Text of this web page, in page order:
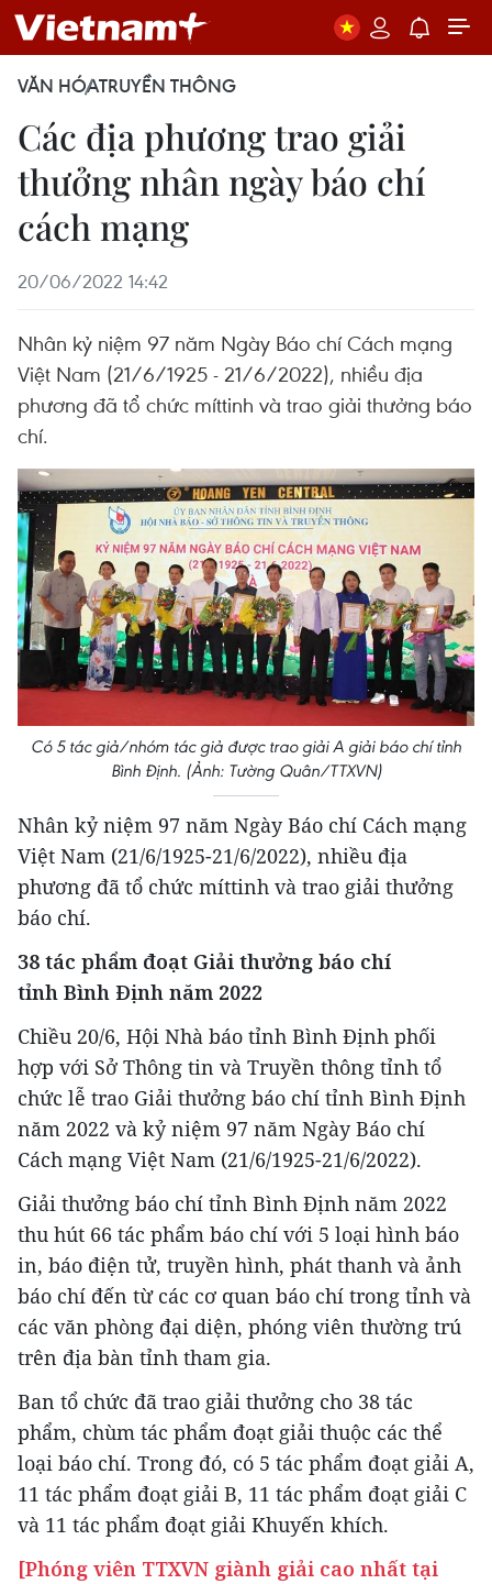
VĂN HÓATRUYỀN THÔNG
Các địa phương trao giải
thưởng nhân ngày báo chí
cách mạng
20/06/2022 14:42
Nhân kỷ niệm 97 năm Ngày Báo chí Cách mạng
Việt Nam (21/6/1925 - 21/6/2022), nhiều địa
phương đã tổ chức míttinh và trao giải thưởng báo
chí.
Có 5 tác giả/nhóm tác giả được trao giải A giải báo chí tỉnh
Bình Định. (Ảnh: Tường Quân/TTXVN)
Nhân kỷ niệm 97 năm Ngày Báo chí Cách mạng
Việt Nam (21/6/1925-21/6/2022), nhiều địa
phương đã tổ chức míttinh và trao giải thưởng
báo chí.
38 tác phẩm đoạt Giải thưởng báo chí
tỉnh Bình Định năm 2022
Chiều 20/6, Hội Nhà báo tỉnh Bình Định phối
hợp với Sở Thông tin và Truyền thông tỉnh tổ
chức lễ trao Giải thưởng báo chí tỉnh Bình Định
năm 2022 và kỷ niệm 97 năm Ngày Báo chí
Cách mạng Việt Nam (21/6/1925-21/6/2022).
Giải thưởng báo chí tỉnh Bình Định năm 2022
thu hút 66 tác phẩm báo chí với 5 loại hình báo
in, báo điện tử, truyền hình, phát thanh và ảnh
báo chí đến từ các cơ quan báo chí trong tỉnh và
các văn phòng đại diện, phóng viên thường trú
trên địa bàn tỉnh tham gia.
Ban tổ chức đã trao giải thưởng cho 38 tác
phẩm, chùm tác phẩm đoạt giải thuộc các thể
loại báo chí. Trong đó, có 5 tác phẩm đoạt giải A,
11 tác phẩm đoạt giải B, 11 tác phẩm đoạt giải C
và 11 tác phẩm đoạt giải Khuyến khích.
[Phóng viên TTXVN giành giải cao nhất tại